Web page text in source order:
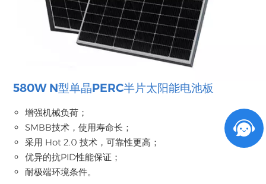
580W N型单晶PERC半片太阳能电池板
增强机械负荷；
SMBB技术，使用寿命长；
采用 Hot 2.0 技术，可靠性更高；
优异的抗PID性能保证；
耐极端环境条件。